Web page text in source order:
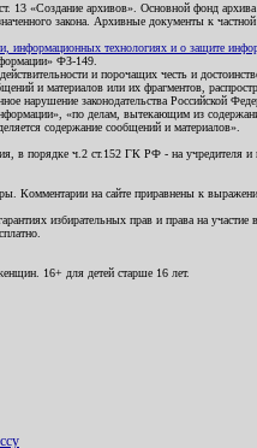
ст. 13 «Создание архивов». Основной фонд
закона. Архивные документы к частной
информационных технологиях и о защите
ФЗ-149.
и порочащих честь и
и материалов или их фрагментов,
нарушение законодательства Российской
«по делам, вытекающим из
содержание сообщений и материалов».
ч.2 ст.152 ГК РФ - на учредителя и
Комментарии на сайте приравнены к
избирательных прав и права на участие
16+ для детей старше 16 лет.